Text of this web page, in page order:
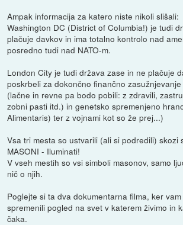
Ampak informacija za katero niste nikoli slišali:
Washington DC (District of Columbia!) je tudi
plačuje davkov in ima totalno kontrolo nad
posredno tudi nad NATO-m.
London City je tudi država zase in ne plačuje
poskrbeli za dokončno finančno
(lačne in revne pa bodo pobili: z zdravili,
zobni pasti itd.) in genetsko spremenjeno
Alimentaris) ter z vojnami kot so že prej...)
Vsa tri mesta so ustvarili (ali si podredili) skozi
MASONI - Iluminati!
V vseh mestih so vsi simboli masonov, samo
nič o njih.
Poglejte si ta dva dokumentarna filma, ker
spremenili pogled na svet v katerem živimo in
čaka.